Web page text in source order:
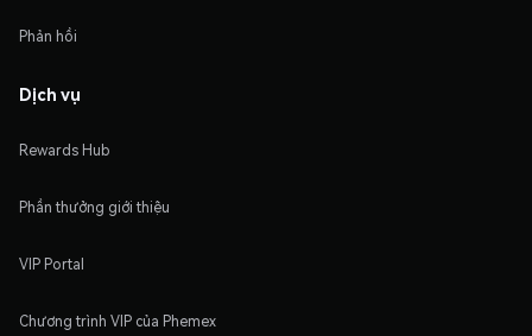
Phản hồi
Dịch vụ
Rewards Hub
Phần thưởng giới thiệu
VIP Portal
Chương trình VIP của Phemex